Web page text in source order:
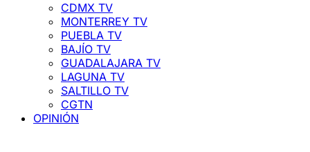
CDMX TV
MONTERREY TV
PUEBLA TV
BAJÍO TV
GUADALAJARA TV
LAGUNA TV
SALTILLO TV
CGTN
OPINIÓN